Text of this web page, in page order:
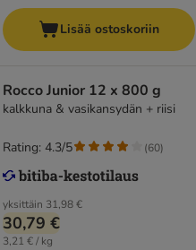
Lisää ostoskoriin
Rocco Junior 12 x 800 g
kalkkuna & vasikansydän + riisi
yksittäin 31,98 €
30,79 €
3,21 € / kg
Rating: 4.3/5 (60)